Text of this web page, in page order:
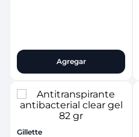
Agregar
Gillette